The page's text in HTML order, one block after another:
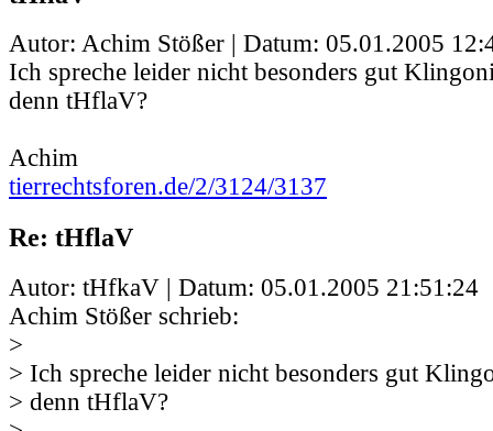
Autor: Achim Stößer | Datum: 05.01.2005
Ich spreche leider nicht besonders gut
denn tHflaV?
Achim
tierrechtsforen.de/2/3124/3137
Re: tHflaV
Autor: tHfkaV | Datum: 05.01.2005 21:51:24
Achim Stößer schrieb:
>
> Ich spreche leider nicht besonders gut
> denn tHflaV?